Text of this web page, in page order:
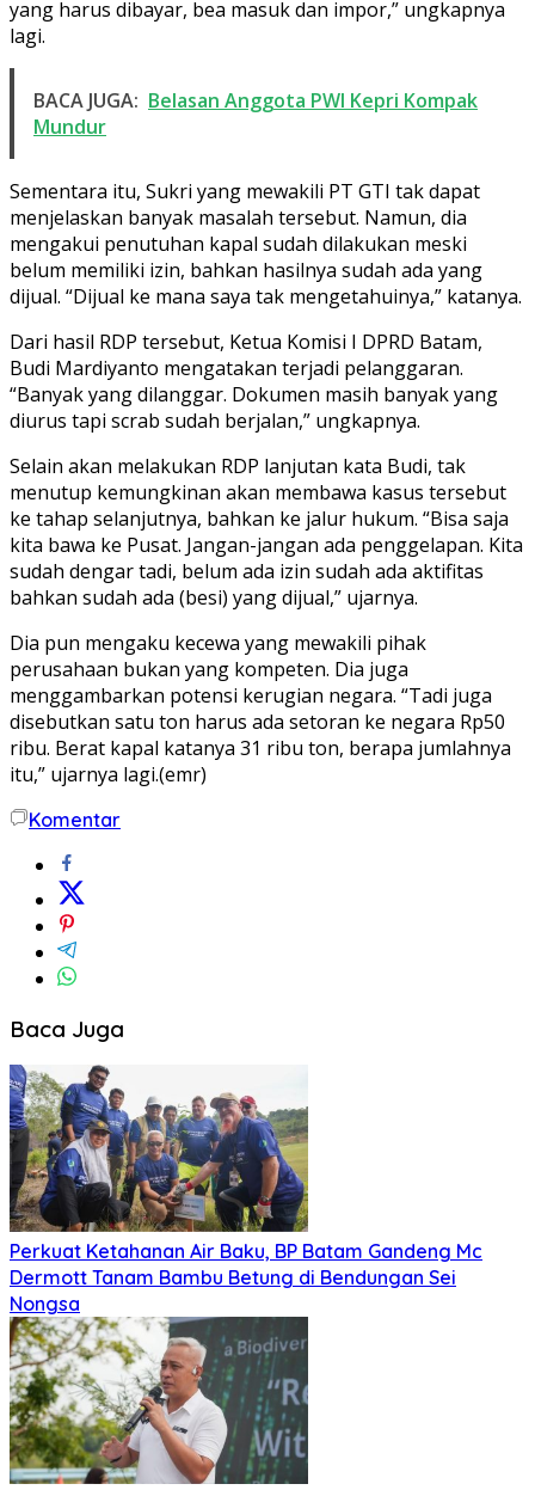
yang harus dibayar, bea masuk dan impor,” ungkapnya
lagi.
BACA JUGA: Belasan Anggota PWI Kepri Kompak
Mundur
Sementara itu, Sukri yang mewakili PT GTI tak dapat
menjelaskan banyak masalah tersebut. Namun, dia
mengakui penutuhan kapal sudah dilakukan meski
belum memiliki izin, bahkan hasilnya sudah ada yang
dijual. “Dijual ke mana saya tak mengetahuinya,” katanya.
Dari hasil RDP tersebut, Ketua Komisi I DPRD Batam,
Budi Mardiyanto mengatakan terjadi pelanggaran.
“Banyak yang dilanggar. Dokumen masih banyak yang
diurus tapi scrab sudah berjalan,” ungkapnya.
Selain akan melakukan RDP lanjutan kata Budi, tak
menutup kemungkinan akan membawa kasus tersebut
ke tahap selanjutnya, bahkan ke jalur hukum. “Bisa saja
kita bawa ke Pusat. Jangan-jangan ada penggelapan. Kita
sudah dengar tadi, belum ada izin sudah ada aktifitas
bahkan sudah ada (besi) yang dijual,” ujarnya.
Dia pun mengaku kecewa yang mewakili pihak
perusahaan bukan yang kompeten. Dia juga
menggambarkan potensi kerugian negara. “Tadi juga
disebutkan satu ton harus ada setoran ke negara Rp50
ribu. Berat kapal katanya 31 ribu ton, berapa jumlahnya
itu,” ujarnya lagi.(emr)
Komentar
Baca Juga
Perkuat Ketahanan Air Baku, BP Batam Gandeng Mc
Dermott Tanam Bambu Betung di Bendungan Sei
Nongsa